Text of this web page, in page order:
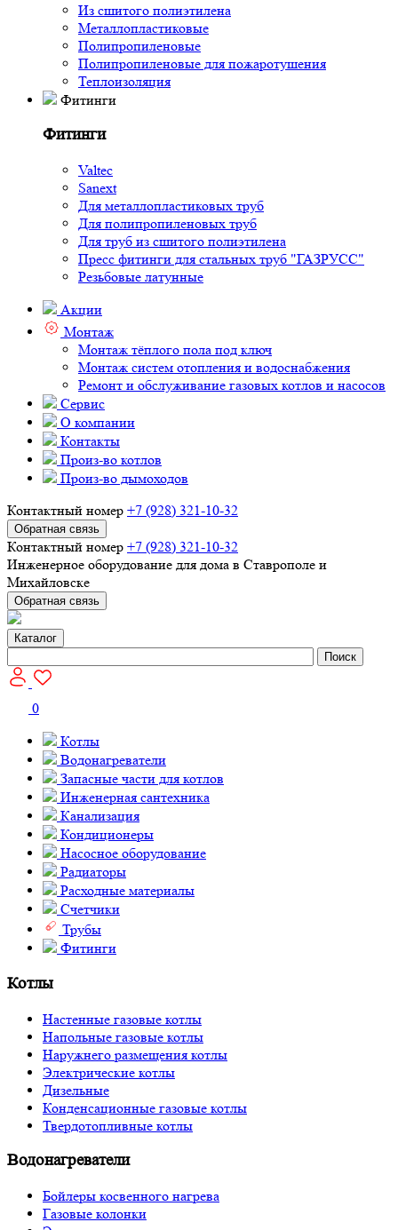
Из сшитого полиэтилена
Металлопластиковые
Полипропиленовые
Полипропиленовые для пожаротушения
Теплоизоляция
Фитинги
Фитинги
Valtec
Sanext
Для металлопластиковых труб
Для полипропиленовых труб
Для труб из сшитого полиэтилена
Пресс фитинги для стальных труб "ГАЗРУСС"
Резьбовые латунные
Акции
Монтаж
Монтаж тёплого пола под ключ
Монтаж систем отопления и водоснабжения
Ремонт и обслуживание газовых котлов и насосов
Сервис
О компании
Контакты
Произ-во котлов
Произ-во дымоходов
Контактный номер +7 (928) 321-10-32
Обратная связь
Контактный номер +7 (928) 321-10-32
Инженерное оборудование для дома в Ставрополе и
Михайловске
Обратная связь
Каталог
Поиск
0
Котлы
Водонагреватели
Запасные части для котлов
Инженерная сантехника
Канализация
Кондиционеры
Насосное оборудование
Радиаторы
Расходные материалы
Счетчики
Трубы
Фитинги
Котлы
Настенные газовые котлы
Напольные газовые котлы
Наружнего размещения котлы
Электрические котлы
Дизельные
Конденсационные газовые котлы
Твердотопливные котлы
Водонагреватели
Бойлеры косвенного нагрева
Газовые колонки